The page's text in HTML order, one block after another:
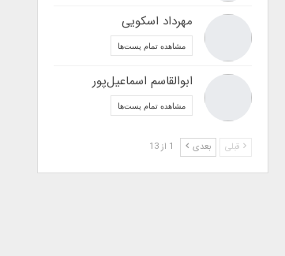
مهرداد اسکویی
مشاهده تمام پست‌ها
ابوالقاسم اسماعیل‌پور
مشاهده تمام پست‌ها
قبلی بعدی 1 از 13